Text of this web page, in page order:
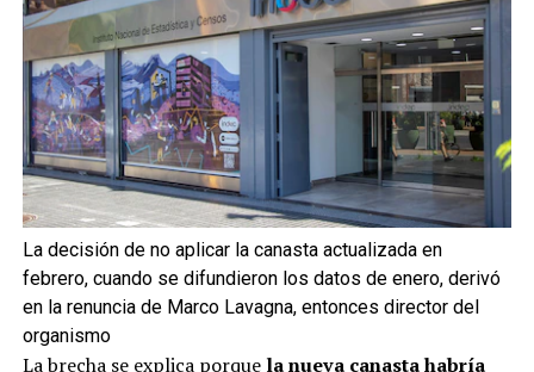
La decisión de no aplicar la canasta actualizada en
febrero, cuando se difundieron los datos de enero, derivó
en la renuncia de Marco Lavagna, entonces director del
organismo
La brecha se explica porque la nueva canasta habría